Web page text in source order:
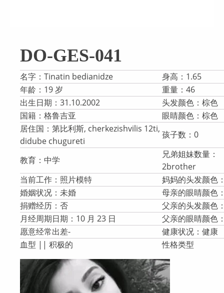
DO-GES-041
名字：Tinatin bedianidze
身高：1.65
年龄：19 岁
重量：46
出生日期：31.10.2002
头发颜色：棕色
国籍：格鲁吉亚
眼睛颜色：棕色
居住国：第比利斯, cherkezishvilis 12ti,
didube chugureti
孩子数：0
教育：中学
兄弟姐妹数量：
2brother
当前工作：照片模特
妈妈的头发颜色
婚姻状况：未婚
母亲的眼睛颜色
捐赠经历：否
父亲的头发颜色
月经周期日期：10 月 23 日
父亲的眼睛颜色
愿意经常出差-
健康状况：健康
血型 || 积极的
性格类型